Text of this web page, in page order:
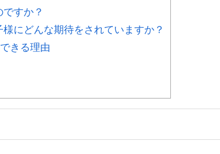
すか？
にどんな期待をされていますか？
きる理由